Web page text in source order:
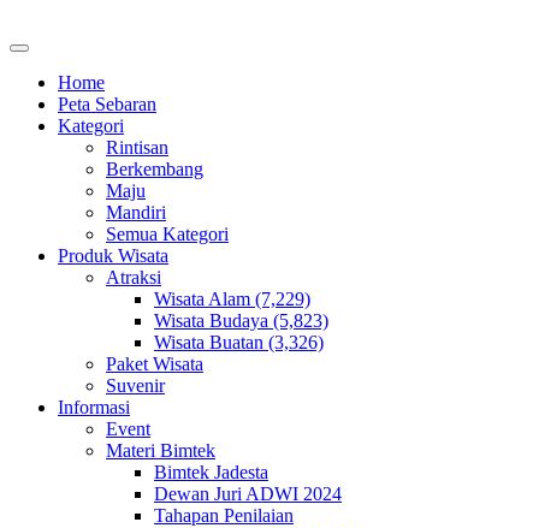
Home
Peta Sebaran
Kategori
Rintisan
Berkembang
Maju
Mandiri
Semua Kategori
Produk Wisata
Atraksi
Wisata Alam (7,229)
Wisata Budaya (5,823)
Wisata Buatan (3,326)
Paket Wisata
Suvenir
Informasi
Event
Materi Bimtek
Bimtek Jadesta
Dewan Juri ADWI 2024
Tahapan Penilaian